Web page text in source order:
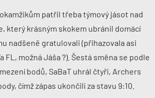
patřil třeba týmový jásot nad
který krásným skokem ubránil domácí
nadšeně gratulovali (přihazovala asi
FL, možná Jáša ?). Šestá směna se podle
bodů, SaBaT uhrál čtyři, Archers
čímž zápas ukončili za stavu 9:10.